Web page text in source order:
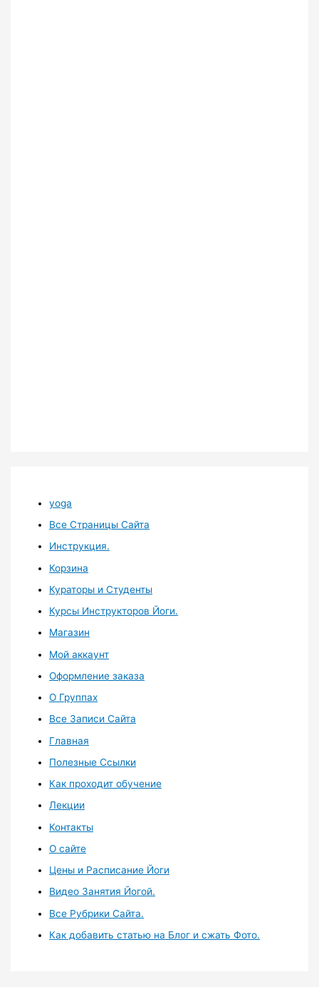
yoga
Все Страницы Сайта
Инструкция.
Корзина
Кураторы и Студенты
Курсы Инструкторов Йоги.
Магазин
Мой аккаунт
Оформление заказа
О Группах
Все Записи Сайта
Главная
Полезные Ссылки
Как проходит обучение
Лекции
Контакты
О сайте
Цены и Расписание Йоги
Видео Занятия Йогой.
Все Рубрики Сайта.
Как добавить статью на Блог и сжать Фото.